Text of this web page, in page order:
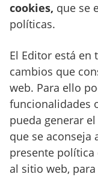
cookies, que se
políticas.
El Editor está
cambios que
web. Para ello
funcionalidades
pueda generar
que se aconseja
presente política
al sitio web,